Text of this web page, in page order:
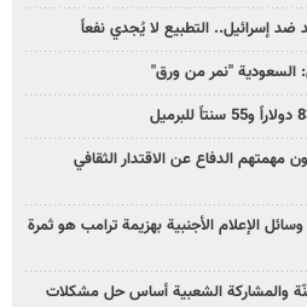
إسرائيل.. التطبيع لا يُجدي نفعاً
"نمر من ورق"
الدفاع عن الاقتدار الثقافي
الإعلام الأجنبية بهزيمة ترامب هو ثمرة
والمشاركة الشعبية أساس حل مشكلات